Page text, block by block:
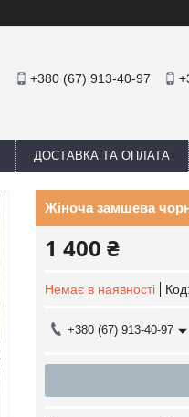
+380 (67) 913-40-97
ДОСТАВКА ТА ОПЛАТА
Жіноча замшева
1 400 ₴
Немає в наявності Код:
+380 (67) 913-40-97